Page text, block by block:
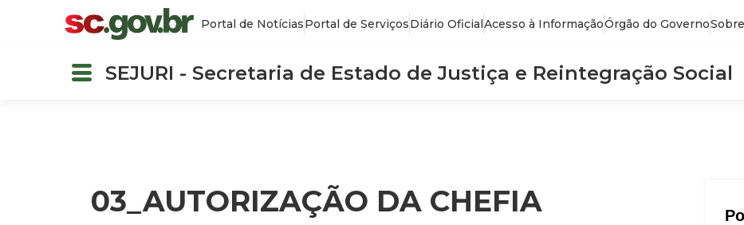
Portal de NotíciasPortal de ServiçosDiário OficialAcesso à InformaçãoÓrgão do Governo
SEJURI - Secretaria de Estado de Justiça e Reintegração Social
03_AUTORIZAÇÃO DA CHEFIA